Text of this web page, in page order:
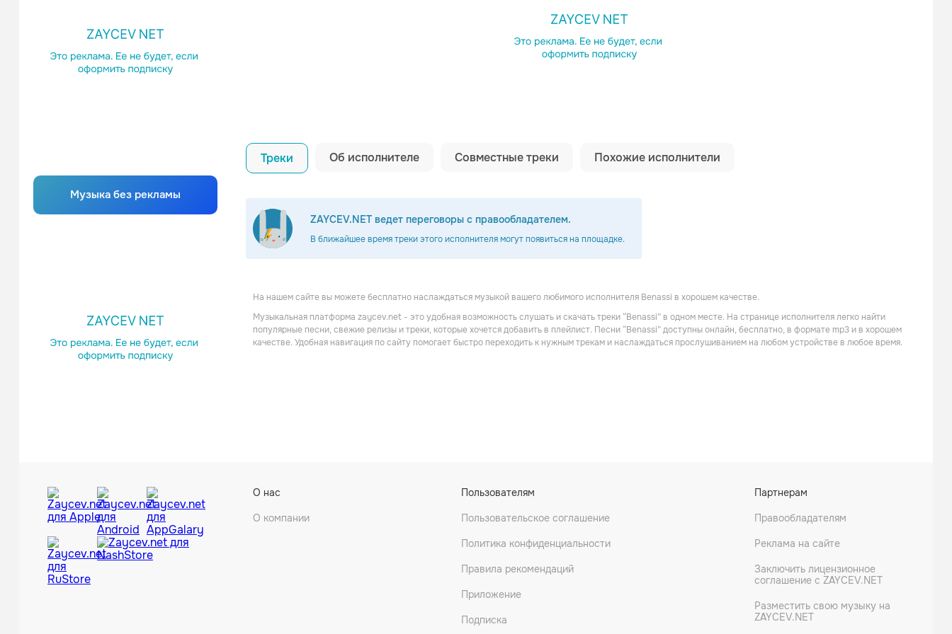
Музыка без рекламы
Копировать ссылку
Треки Об исполнителе Совместные треки Похожие исполнители
ZAYCEV.NET ведет переговоры с правообладателем.
В ближайшее время треки этого исполнителя могут появиться на площадке.
Mobbing
Хаус
Agiman
Хаус
На нашем сайте вы можете бесплатно наслаждаться музыкой вашего любимого исполнителя Benassi в хорошем качестве.
Музыкальная платформа zaycev.net - это удобная возможность слушать и скачать треки “Benassi” в одном месте. На странице исполнителя легко найти
популярные песни, свежие релизы и треки, которые хочется добавить в плейлист. Песни “Benassi” доступны онлайн, бесплатно, в формате mp3 и в хорошем
качестве. Удобная навигация по сайту помогает быстро переходить к нужным трекам и наслаждаться прослушиванием на любом устройстве в любое время.
О нас
О компании
Пользователям
Пользовательское соглашение
Политика конфиденциальности
Правила рекомендаций
Приложение
Подписка
Партнерам
Правообладателям
Реклама на сайте
Заключить лицензионное
соглашение с ZAYCEV.NET
Разместить свою музыку на
ZAYCEV.NET